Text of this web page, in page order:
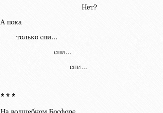
Нет?
А пока
только спи...
спи...
спи...
* * *